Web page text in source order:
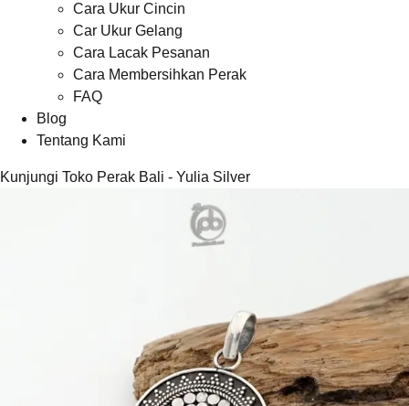
Cara Ukur Cincin
Car Ukur Gelang
Cara Lacak Pesanan
Cara Membersihkan Perak
FAQ
Blog
Tentang Kami
Kunjungi Toko Perak Bali - Yulia Silver